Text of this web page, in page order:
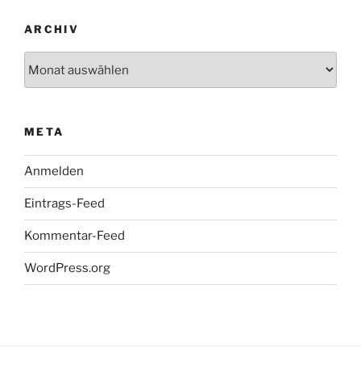
ARCHIV
META
Anmelden
Eintrags-Feed
Kommentar-Feed
WordPress.org